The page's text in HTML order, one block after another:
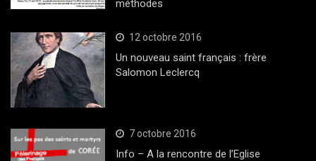
méthodes
12 octobre 2016
Un nouveau saint français : frère
Salomon Leclercq
7 octobre 2016
Info – A la rencontre de l’Eglise